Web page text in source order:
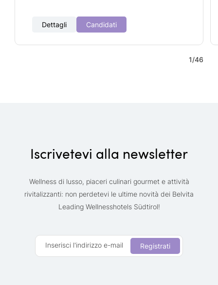
Dettagli Candidati
1/46
Iscrivetevi alla newsletter
Wellness di lusso, piaceri culinari gourmet e attività
rivitalizzanti: non perdetevi le ultime novità dei Belvita
Leading Wellnesshotels Südtirol!
Inserisci l'indirizzo e-mail Registrati